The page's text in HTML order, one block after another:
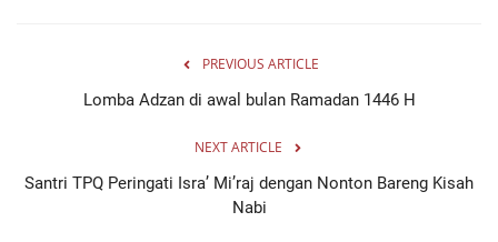
PREVIOUS ARTICLE
Lomba Adzan di awal bulan Ramadan 1446 H
NEXT ARTICLE
Santri TPQ Peringati Isra’ Mi’raj dengan Nonton Bareng Kisah
Nabi